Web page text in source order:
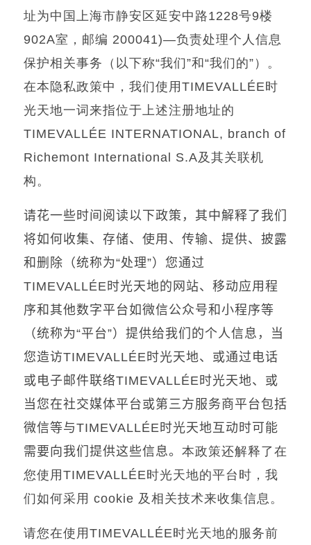
址为中国上海市静安区延安中路1228号9楼
902A室，邮编 200041)—负责处理个人信息
保护相关事务（以下称“我们”和“我们的” ）。
在本隐私政策中，我们使用 TIMEVALLÉE时
光天地一词来指位于上述注册地址的
TIMEVALLÉE INTERNATIONAL, branch of
Richemont International S.A及其关联机
构。
请花一些时间阅读以下政策，其中解释了我们
将如何收集、存储、使用、传输、提供、披露
和删除（统称为“处理”）您通过
TIMEVALLÉE 时光天地的网站、移动应用程
序和其他数字平台如微信公众号和小程序等
（统称为“平台”）提供给我们的个人信息，当
您造访TIMEVALLÉE 时光天地、或通过电话
或电子邮件联络TIMEVALLÉE 时光天地、或
当您在社交媒体平台或第三方服务商平台包括
微信等与TIMEVALLÉE 时光天地互动时可能
需要向我们提供这些信息。 本政策还解释了在
您使用 TIMEVALLÉE时光天地的平台时，我
们如何采用 cookie 及相关技术来收集信息。
请您在使用 TIMEVALLÉE时光天地的服务前